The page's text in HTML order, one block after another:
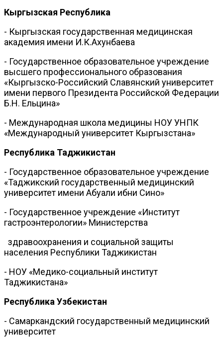
Кыргызская Республика
- Кыргызская государственная медицинская
академия имени И.К.Ахунбаева
- Государственное образовательное учреждение
высшего профессионального образования
«Кыргызско-Российский Славянский университет
имени первого Президента Российской Федерации
Б.Н. Ельцина»
- Международная школа медицины НОУ УНПК
«Международный университет Кыргызстана»
Республика Таджикистан
- Государственное образовательное учреждение
«Таджикский государственный медицинский
университет имени Абуали ибни Сино»
- Государственное учреждение «Институт
гастроэнтерологии» Министерства
здравоохранения и социальной защиты
населения Республики Таджикистан
- НОУ «Медико-социальный институт
Таджикистана»
Республика Узбекистан
- Самаркандский государственный медицинский
университет